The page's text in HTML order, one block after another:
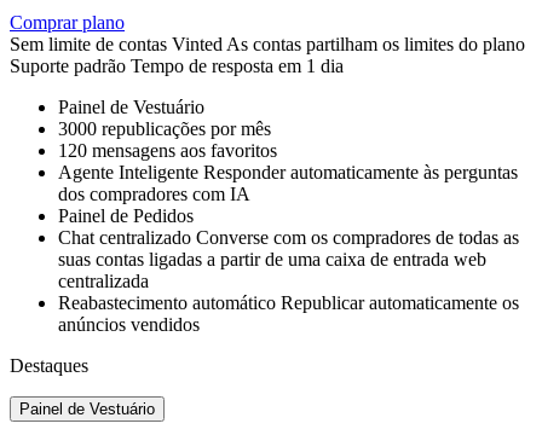
Comprar plano
Sem limite de contas Vinted As contas partilham os limites do plano
Suporte padrão Tempo de resposta em 1 dia
Painel de Vestuário
3000 republicações por mês
120 mensagens aos favoritos
Agente Inteligente Responder automaticamente às perguntas
dos compradores com IA
Painel de Pedidos
Chat centralizado Converse com os compradores de todas as
suas contas ligadas a partir de uma caixa de entrada web
centralizada
Reabastecimento automático Republicar automaticamente os
anúncios vendidos
Destaques
Painel de Vestuário